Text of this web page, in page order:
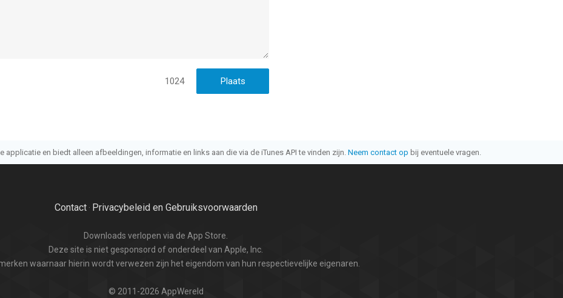
1024
applicatie en biedt alleen afbeeldingen, informatie en links aan die via de iTunes API te vinden zijn. Neem contact op bij eventuele vragen.
Contact· Privacybeleid en Gebruiksvoorwaarden
Downloads verlopen via de App Store.
Deze site is niet gesponsord of onderdeel van Apple, Inc.
waarnaar hierin wordt verwezen zijn het eigendom van hun respectievelijke eigenaren.
© 2011-2026 AppWereld